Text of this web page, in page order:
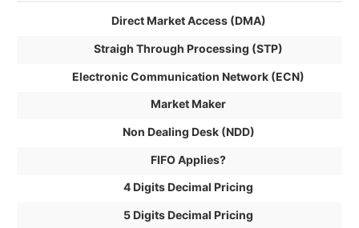
Direct Market Access (DMA)
Straigh Through Processing (STP)
Electronic Communication Network (ECN)
Market Maker
Non Dealing Desk (NDD)
FIFO Applies?
4 Digits Decimal Pricing
5 Digits Decimal Pricing